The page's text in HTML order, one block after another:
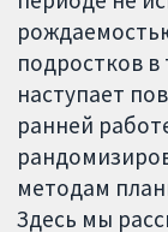
подростков в
наступает
ранней
методам
Здесь мы